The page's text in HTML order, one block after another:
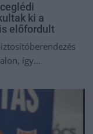
ki a
előfordult
így...